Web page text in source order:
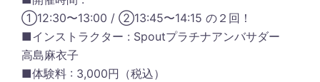
①‪12:30〜13:00‬ / ②‪13:45〜14:15‬ の２回！
■インストラクター : Spoutプラチナアンバサダー
高島麻衣子
■体験料 : 3,000円（税込）